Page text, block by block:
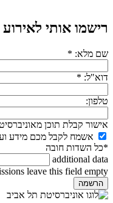
רישמו אותי לאירוע
שם מלא: *
דוא"ל: *
טלפון:
אישור קבלת תוכן
אשמח לקבל מכם מידע
*כל השדות חובה
additional data
leave this field empty.